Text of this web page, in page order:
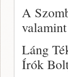
A
Láng
Írók